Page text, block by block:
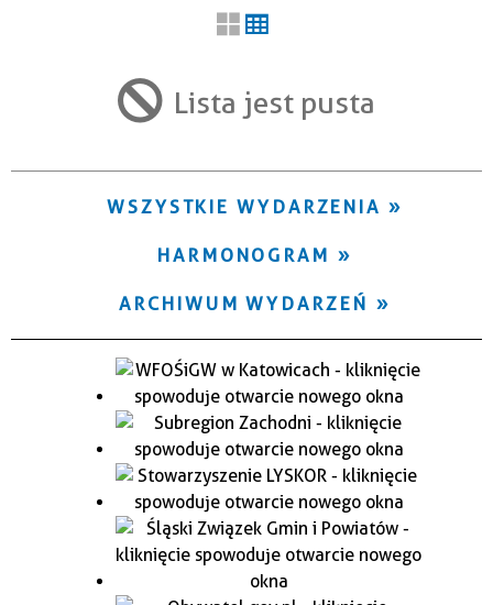
Trwające w zakresie Lista jest pusta
WSZYSTKIE WYDARZENIA
HARMONOGRAM
ARCHIWUM WYDARZEŃ